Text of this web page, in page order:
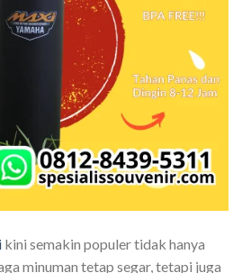
kini semakin populer tidak hanya
minuman tetap segar, tetapi juga